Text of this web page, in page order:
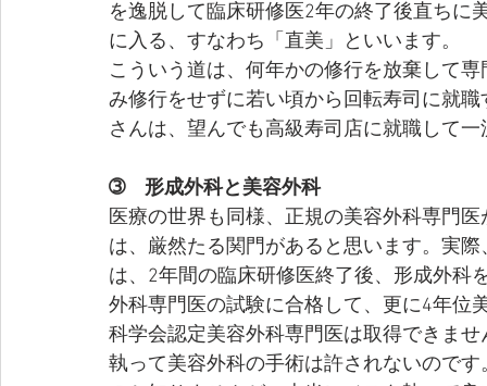
を逸脱して臨床研修医2年の終了後直ちに
に入る、すなわち「直美」といいます。
こういう道は、何年かの修行を放棄して
み修行をせずに若い頃から回転寿司に就
さんは、望んでも高級寿司店に就職して
➂　形成外科と美容外科
医療の世界も同様、正規の美容外科専門
は、厳然たる関門があると思います。実
は、2年間の臨床研修医終了後、形成外科
外科専門医の試験に合格して、更に4年位
科学会認定美容外科専門医は取得できま
執って美容外科の手術は許されないので